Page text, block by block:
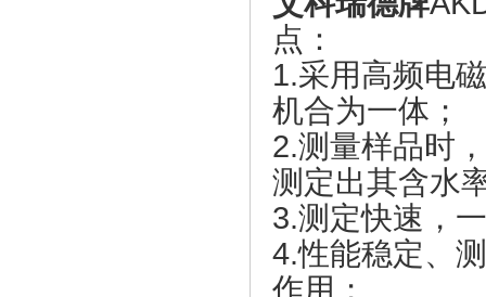
点：
1.采用高频电
机合为一体；
2.测量样品时
测定出其含水
3.测定快速，
4.性能稳定、
作用；